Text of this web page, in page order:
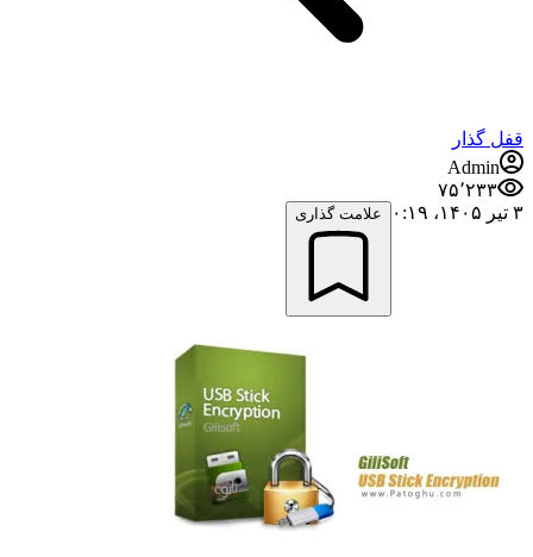
قفل گذار
Admin
۷۵٬۲۳۳
۳ تیر ۱۴۰۵،‏ ۰:۱۹
علامت گذاری